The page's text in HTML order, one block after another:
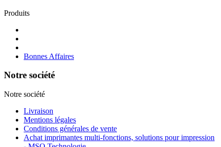
Produits
Bonnes Affaires
Notre société
Notre société
Livraison
Mentions légales
Conditions générales de vente
Achat imprimantes multi-fonctions, solutions pour impression